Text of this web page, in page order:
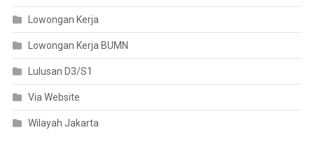
Lowongan Kerja
Lowongan Kerja BUMN
Lulusan D3/S1
Via Website
Wilayah Jakarta